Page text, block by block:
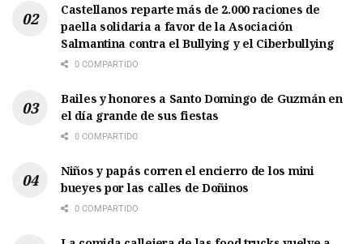
Castellanos reparte más de 2.000 raciones de
paella solidaria a favor de la Asociación
Salmantina contra el Bullying y el Ciberbullying
0 COMPARTIDO
Bailes y honores a Santo Domingo de Guzmán en
el día grande de sus fiestas
0 COMPARTIDO
Niños y papás corren el encierro de los mini
bueyes por las calles de Doñinos
0 COMPARTIDO